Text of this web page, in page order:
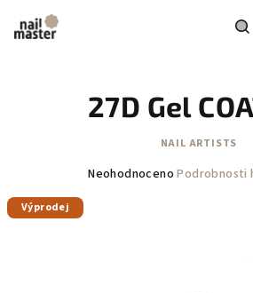
obsah
27D Gel
NAIL ARTISTS
Průměrné
Neohodnoceno Podrobnosti
Výprodej